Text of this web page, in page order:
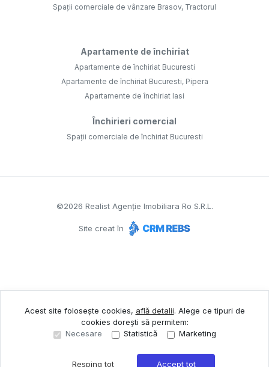
Spații comerciale de vânzare Brasov, Tractorul
Apartamente de închiriat
Apartamente de închiriat Bucuresti
Apartamente de închiriat Bucuresti, Pipera
Apartamente de închiriat Iasi
Închirieri comercial
Spații comerciale de închiriat Bucuresti
©2026 Realist Agenție Imobiliara Ro S.R.L.
Site creat în
Acest site folosește cookies, află detalii. Alege ce tipuri de
cookies dorești să permitem:
Necesare
Statistică Marketing
Resping tot Accept tot